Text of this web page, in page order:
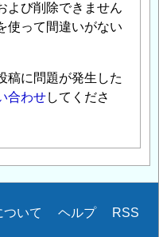
よび削除できません
使って間違いがない
稿に問題が発生した
合わせしてくださ
ついて ヘルプ RSS